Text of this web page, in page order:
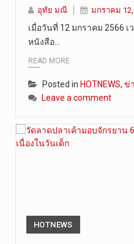
อุทัย มณี มกราคม 12,
เมื่อวันที่ 12 มกราคม 2566
หนังสือ…
READ MORE
Posted in HOTNEWS, ข่
Leave a comment
HOTNEWS